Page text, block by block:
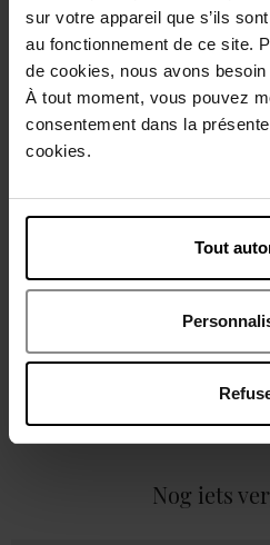
sur votre appareil que s’ils
au fonctionnement de ce site.
de cookies, nous avons
À tout moment, vous pouvez
consentement dans la
cookies.
Tout
Gratis retour in je
Gratis verpakking
Beschrijving
Gebruiksadvies
Karakteristieken
Review Beleid inzake
Nog iets